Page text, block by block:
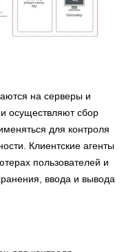
на серверы и
осуществляют сбор
для контроля
Клиентские агенты
пользователей и
ввода и вывода